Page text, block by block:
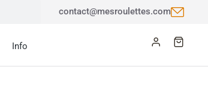
contact@mesroulettes.com
Info